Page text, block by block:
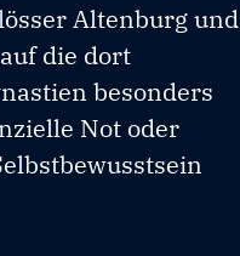
Altenburg und
die dort
besonders
Not oder